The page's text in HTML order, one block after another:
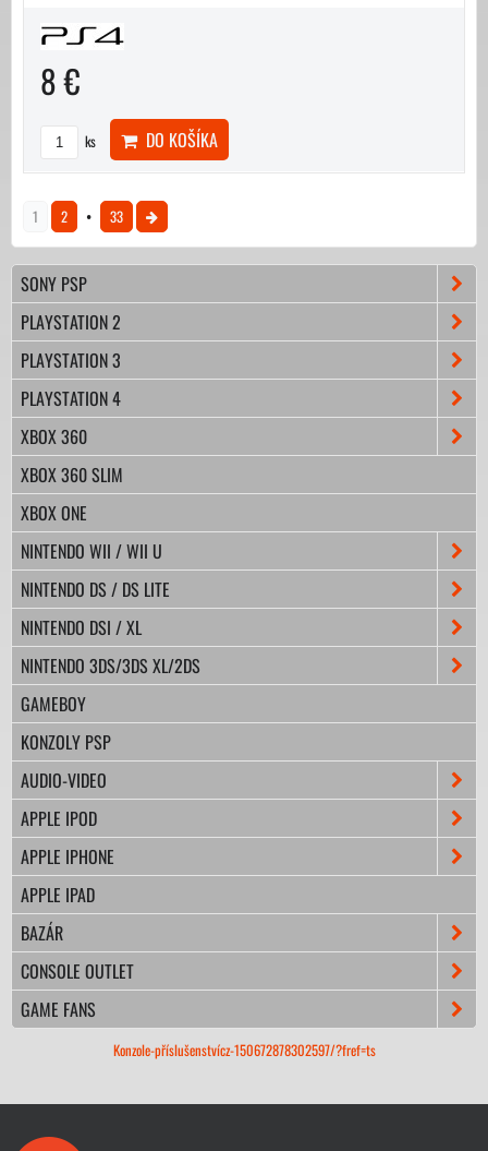
8 €
ks DO KOŠÍKA
1 2 33
SONY PSP
PLAYSTATION 2
PLAYSTATION 3
PLAYSTATION 4
XBOX 360
XBOX 360 SLIM
XBOX ONE
NINTENDO WII / WII U
NINTENDO DS / DS LITE
NINTENDO DSI / XL
NINTENDO 3DS/3DS XL/2DS
GAMEBOY
KONZOLY PSP
AUDIO-VIDEO
APPLE IPOD
APPLE IPHONE
APPLE IPAD
BAZÁR
CONSOLE OUTLET
GAME FANS
Konzole-příslušenstvícz-150672878302597/?fref=ts